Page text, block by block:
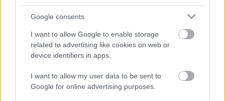
Google consents
I want to allow Google to enable storage
related to advertising like cookies on web or
device identifiers in apps.
I want to allow my user data to be sent to
Google for online advertising purposes.
A hozzászóláshoz be kell lépned!